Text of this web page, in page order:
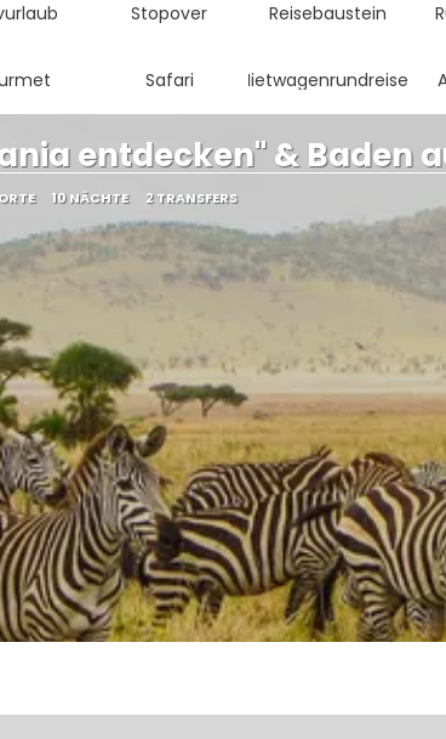
Stopover Reisebaustein
Safari Mietwagenrundreisen
entdecken" & Baden
10 NÄCHTE 2 TRANSFERS